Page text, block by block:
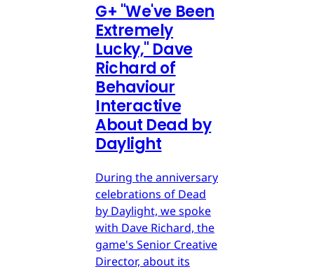
G+ "We've Been
Extremely
Lucky," Dave
Richard of
Behaviour
Interactive
About Dead by
Daylight
During the anniversary
celebrations of Dead
by Daylight, we spoke
with Dave Richard, the
game's Senior Creative
Director, about its